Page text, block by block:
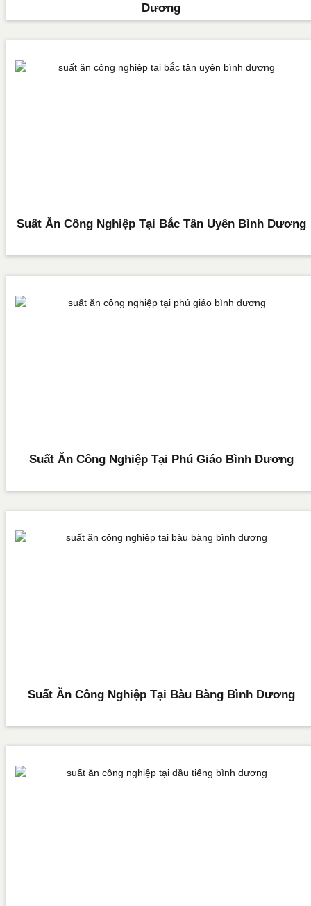
Dương
Suất Ăn Công Nghiệp Tại Bắc Tân Uyên Bình Dương
Suất Ăn Công Nghiệp Tại Phú Giáo Bình Dương
Suất Ăn Công Nghiệp Tại Bàu Bàng Bình Dương